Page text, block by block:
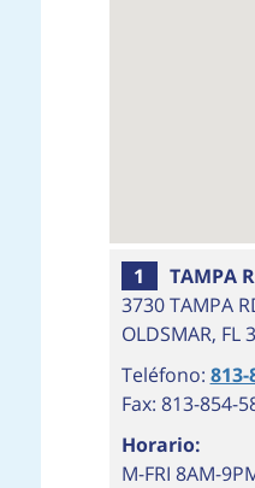
1
TAMPA
3730 TAMPA
OLDSMAR, FL
Teléfono: 813-
Fax: 813-854-
Horario:
M-FRI 8AM-